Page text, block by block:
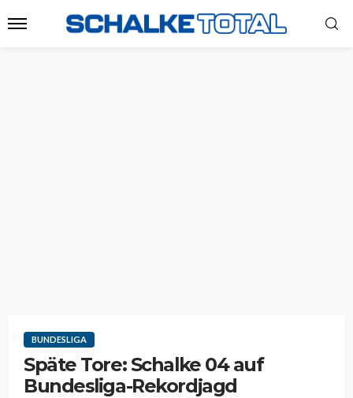
BUNDESLIGA
Späte Tore: Schalke 04 auf
Bundesliga-Rekordjagd